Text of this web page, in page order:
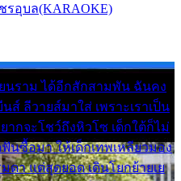
รอุบล(KARAOKE)
นราม ได้อีกสักสามพัน ฉันคง
ส์ ลีวายส์มาใส่ เพราะเราเป็น
ากจะโชว์ถึงหิวโซ เด็กใต้ก็ไม่
ซื้อมา ให้เด็กเทพเหลียวมอง
ดา แต่สุดยอด เดินโยกย้ายเย